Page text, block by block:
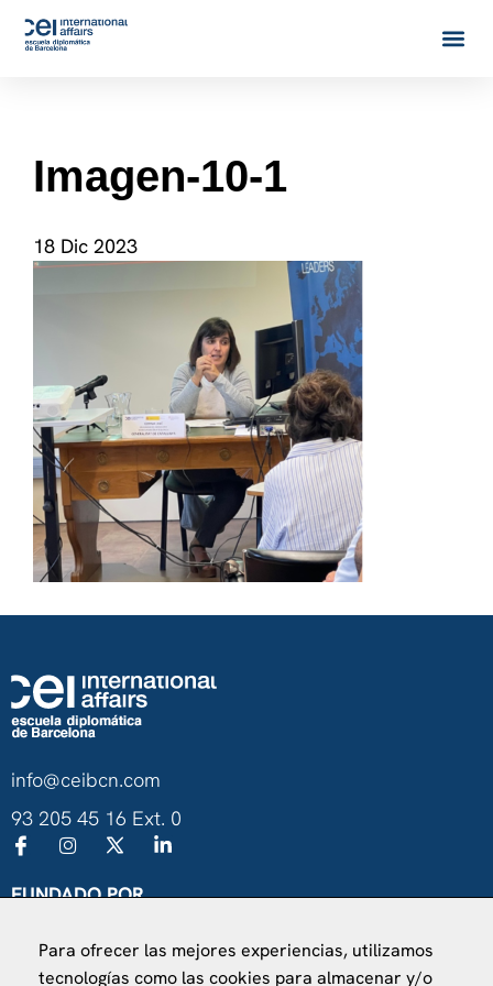
Imagen-10-1
18 Dic 2023
info@ceibcn.com
93 205 45 16 Ext. 0
FUNDADO POR
Ministerio de Asuntos Exteriores, UE y Cooperación
Para ofrecer las mejores experiencias, utilizamos
tecnologías como las cookies para almacenar y/o